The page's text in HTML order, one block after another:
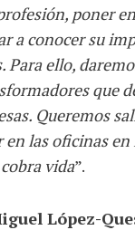
poner
a conocer su
Para ello,
que
Queremos
las oficinas en
vida”.
López-